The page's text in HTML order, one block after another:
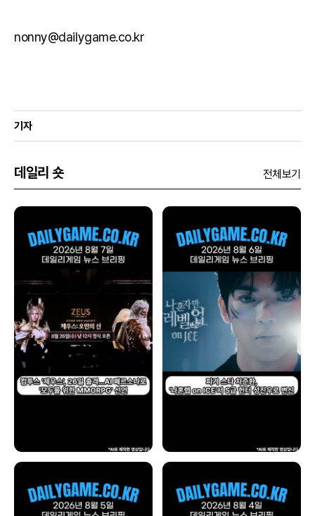
nonny@dailygame.co.kr
기자
데일리 숏 전체보기